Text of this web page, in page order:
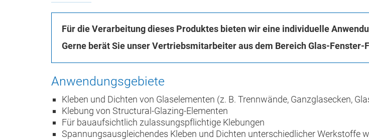
Für die Verarbeitung dieses Produktes bieten wir eine individuelle
Gerne berät Sie unser Vertriebsmitarbeiter aus dem Bereich Glas-
Anwendungsgebiete
Kleben und Dichten von Glaselementen (z. B. Trennwände, Ganzglasecken,
Klebung von Structural-Glazing-Elementen
Für bauaufsichtlich zulassungspflichtige Klebungen
Spannungsausgleichendes Kleben und Dichten unterschiedlicher Werkstoffe